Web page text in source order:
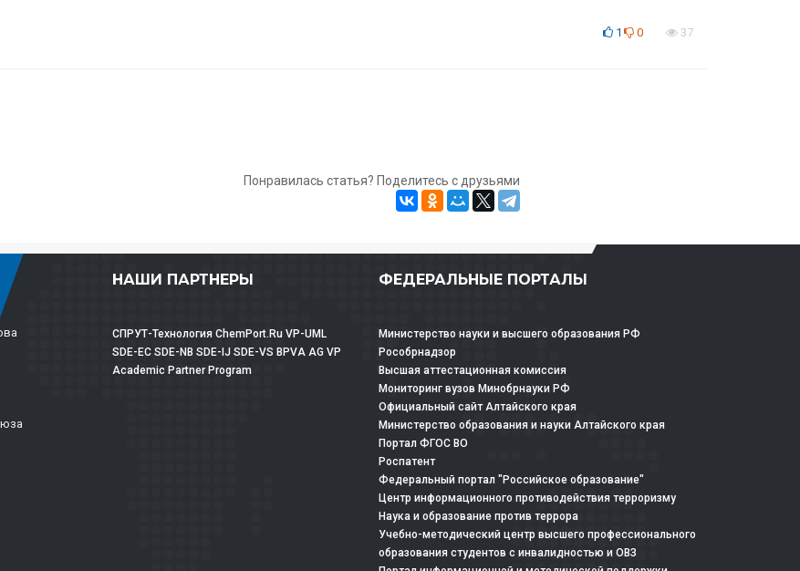
1 0 37
Понравилась статья? Поделитесь с друзьями
НАШИ ПАРТНЕРЫ
СПРУТ-Технология ChemPort.Ru VP-UML
SDE-EC SDE-NB SDE-IJ SDE-VS BPVA AG VP
Academic Partner Program
ФЕДЕРАЛЬНЫЕ ПОРТАЛЫ
Министерство науки и высшего образования РФ
Рособрнадзор
Высшая аттестационная комиссия
Мониторинг вузов Минобрнауки РФ
Официальный сайт Алтайского края
Министерство образования и науки Алтайского края
Портал ФГОС ВО
Роспатент
Федеральный портал "Российское образование"
Центр информационного противодействия терроризму
Наука и образование против террора
Учебно-методический центр высшего профессионального
образования студентов с инвалидностью и ОВЗ